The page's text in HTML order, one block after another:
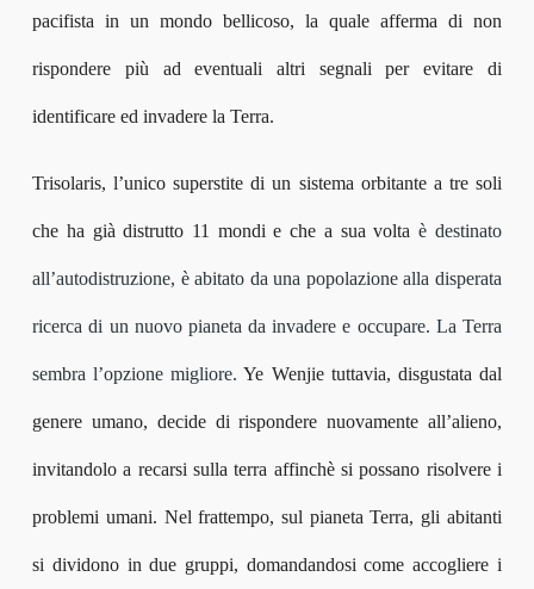
pacifista in un mondo bellicoso, la quale afferma di non
rispondere più ad eventuali altri segnali per evitare di
identificare ed invadere la Terra.
Trisolaris, l’unico superstite di un sistema orbitante a tre soli
che ha già distrutto 11 mondi e che a sua voltaè destinato
all’autodistruzione, è abitato da una popolazione alla disperata
ricerca di un nuovo pianeta da invadere e occupare. La Terra
sembra l’opzione migliore. Ye Wenjie tuttavia, disgustata dal
genere umano, decide di rispondere nuovamente all’alieno,
invitandolo a recarsi sulla terra affinchè si possano risolvere i
problemi umani. Nel frattempo, sul pianeta Terra, gli abitanti
si dividono in due gruppi, domandandosi come accogliere i